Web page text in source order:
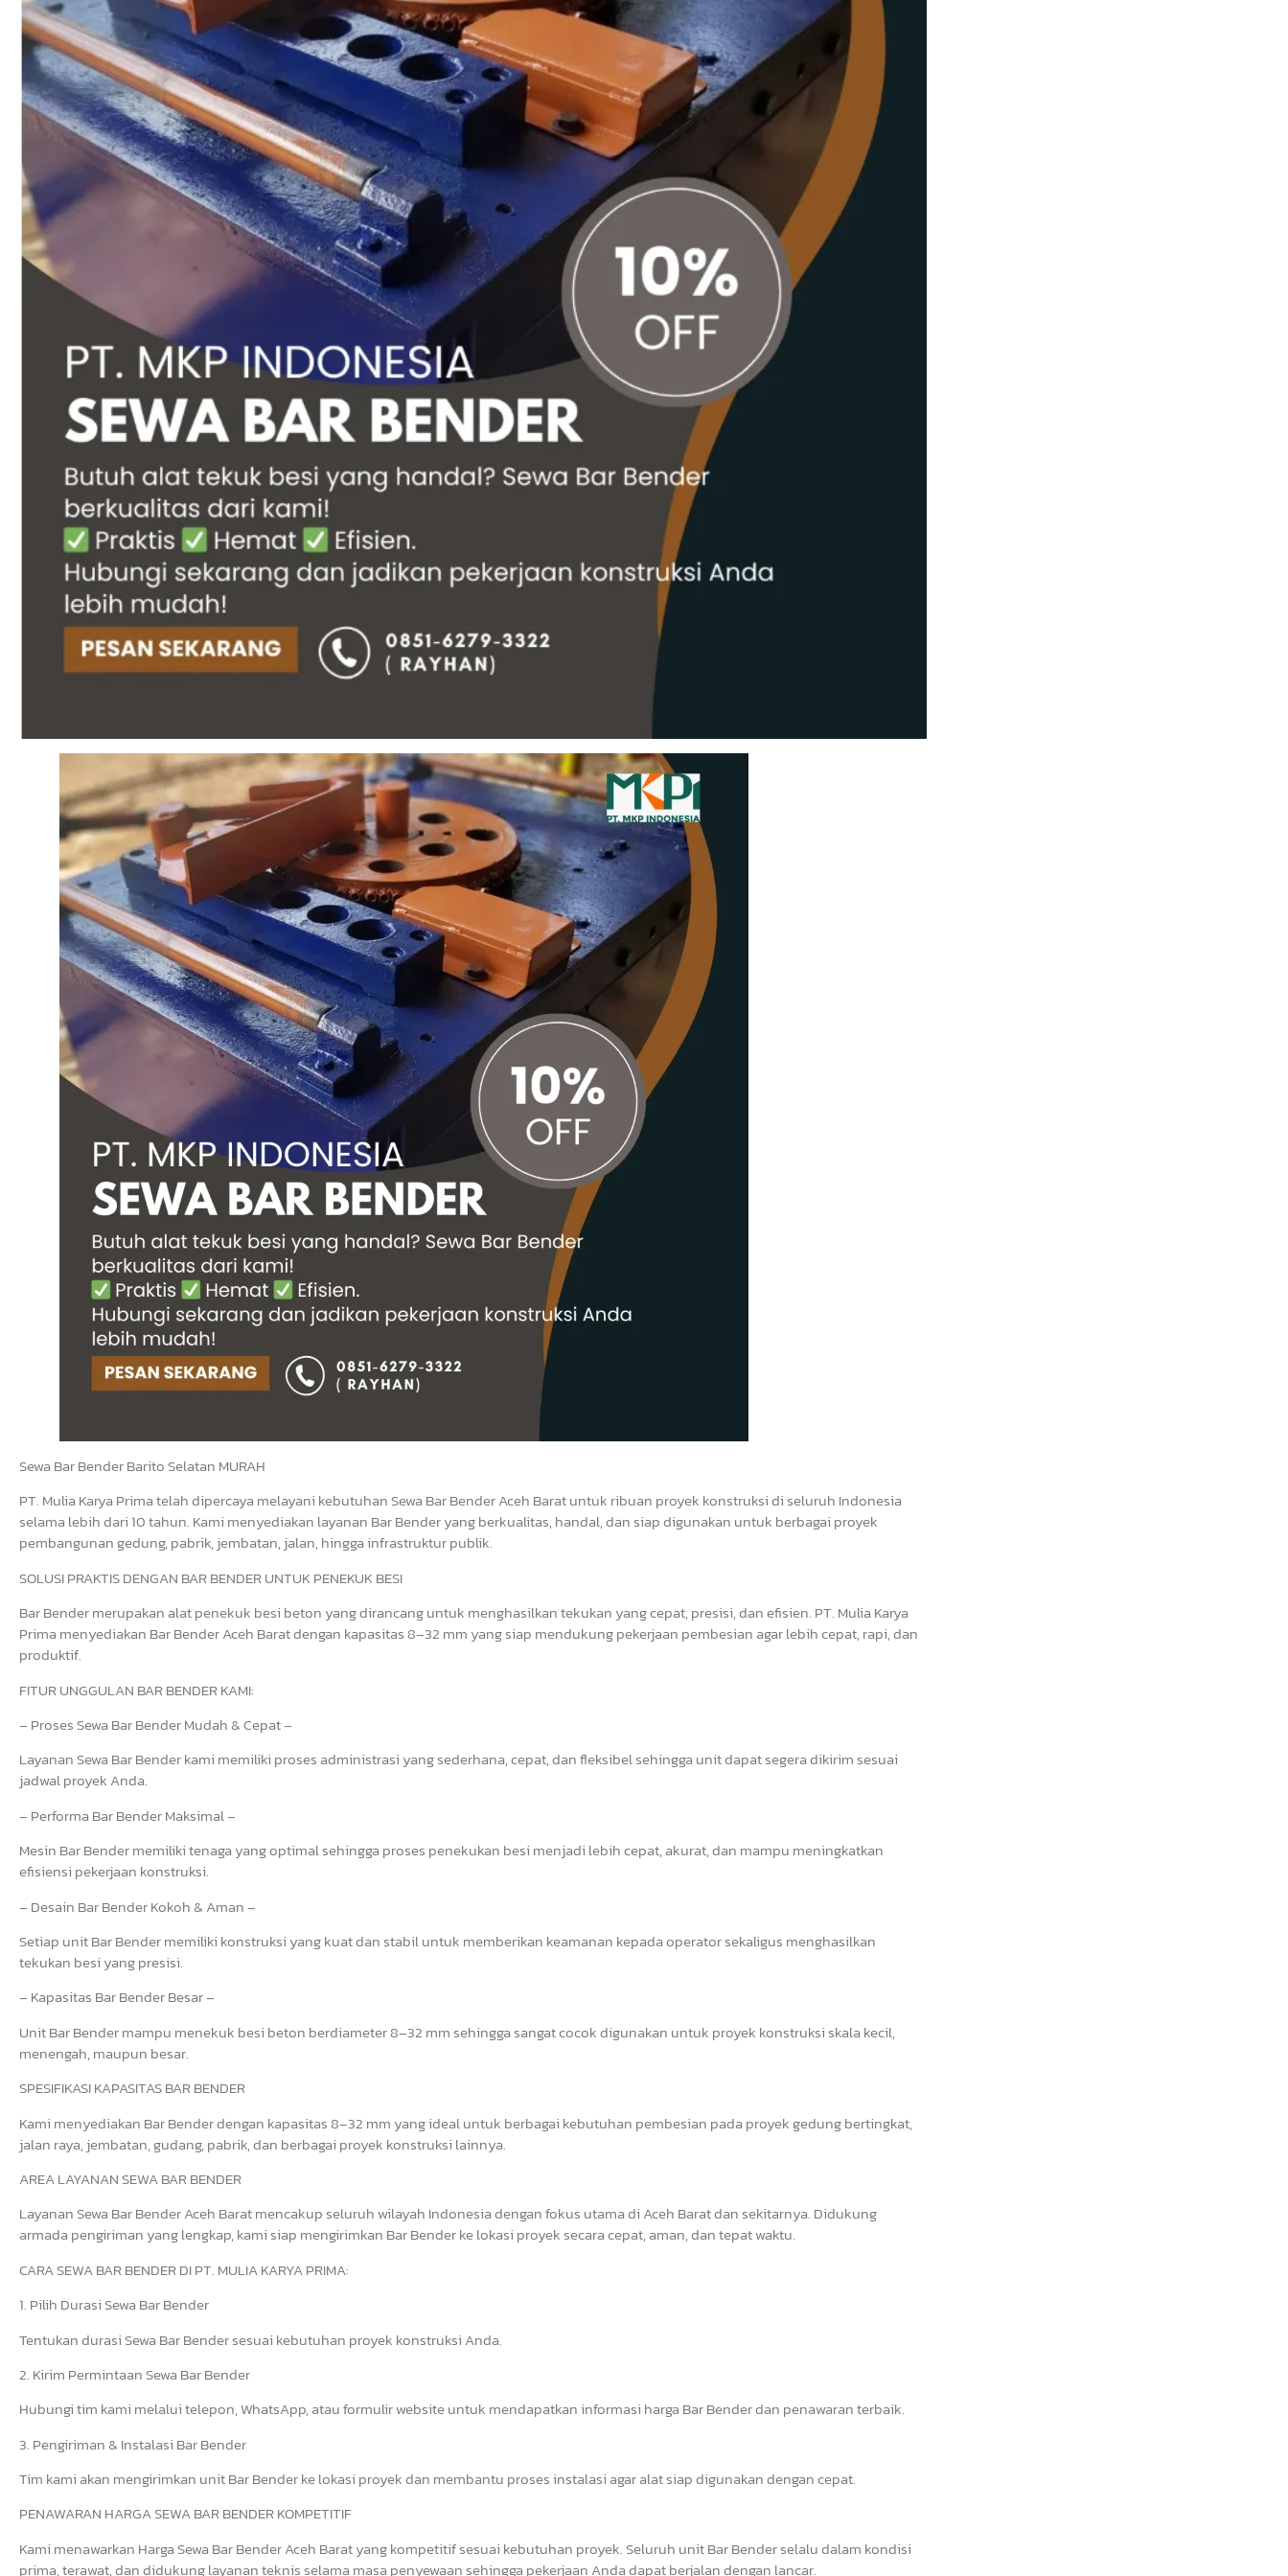
Sewa Bar Bender Barito Selatan MURAH
PT. Mulia Karya Prima telah dipercaya melayani kebutuhan Sewa Bar Bender Aceh Barat untuk ribuan proyek konstruksi di seluruh Indonesia
selama lebih dari 10 tahun. Kami menyediakan layanan Bar Bender yang berkualitas, handal, dan siap digunakan untuk berbagai proyek
pembangunan gedung, pabrik, jembatan, jalan, hingga infrastruktur publik.
SOLUSI PRAKTIS DENGAN BAR BENDER UNTUK PENEKUK BESI
Bar Bender merupakan alat penekuk besi beton yang dirancang untuk menghasilkan tekukan yang cepat, presisi, dan efisien. PT. Mulia Karya
Prima menyediakan Bar Bender Aceh Barat dengan kapasitas 8–32 mm yang siap mendukung pekerjaan pembesian agar lebih cepat, rapi, dan
produktif.
FITUR UNGGULAN BAR BENDER KAMI:
– Proses Sewa Bar Bender Mudah & Cepat –
Layanan Sewa Bar Bender kami memiliki proses administrasi yang sederhana, cepat, dan fleksibel sehingga unit dapat segera dikirim sesuai
jadwal proyek Anda.
– Performa Bar Bender Maksimal –
Mesin Bar Bender memiliki tenaga yang optimal sehingga proses penekukan besi menjadi lebih cepat, akurat, dan mampu meningkatkan
efisiensi pekerjaan konstruksi.
– Desain Bar Bender Kokoh & Aman –
Setiap unit Bar Bender memiliki konstruksi yang kuat dan stabil untuk memberikan keamanan kepada operator sekaligus menghasilkan
tekukan besi yang presisi.
– Kapasitas Bar Bender Besar –
Unit Bar Bender mampu menekuk besi beton berdiameter 8–32 mm sehingga sangat cocok digunakan untuk proyek konstruksi skala kecil,
menengah, maupun besar.
SPESIFIKASI KAPASITAS BAR BENDER
Kami menyediakan Bar Bender dengan kapasitas 8–32 mm yang ideal untuk berbagai kebutuhan pembesian pada proyek gedung bertingkat,
jalan raya, jembatan, gudang, pabrik, dan berbagai proyek konstruksi lainnya.
AREA LAYANAN SEWA BAR BENDER
Layanan Sewa Bar Bender Aceh Barat mencakup seluruh wilayah Indonesia dengan fokus utama di Aceh Barat dan sekitarnya. Didukung
armada pengiriman yang lengkap, kami siap mengirimkan Bar Bender ke lokasi proyek secara cepat, aman, dan tepat waktu.
CARA SEWA BAR BENDER DI PT. MULIA KARYA PRIMA:
1. Pilih Durasi Sewa Bar Bender
Tentukan durasi Sewa Bar Bender sesuai kebutuhan proyek konstruksi Anda.
2. Kirim Permintaan Sewa Bar Bender
Hubungi tim kami melalui telepon, WhatsApp, atau formulir website untuk mendapatkan informasi harga Bar Bender dan penawaran terbaik.
3. Pengiriman & Instalasi Bar Bender
Tim kami akan mengirimkan unit Bar Bender ke lokasi proyek dan membantu proses instalasi agar alat siap digunakan dengan cepat.
PENAWARAN HARGA SEWA BAR BENDER KOMPETITIF
Kami menawarkan Harga Sewa Bar Bender Aceh Barat yang kompetitif sesuai kebutuhan proyek. Seluruh unit Bar Bender selalu dalam kondisi
prima, terawat, dan didukung layanan teknis selama masa penyewaan sehingga pekerjaan Anda dapat berjalan dengan lancar.